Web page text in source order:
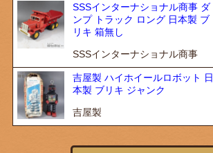
SSSインターナショナル商事 ダ
ンプ トラック ロング 日本製 ブ
リキ 箱無し
SSSインターナショナル商事
吉屋製 ハイホイールロボット 日
本製 ブリキ ジャンク
吉屋製